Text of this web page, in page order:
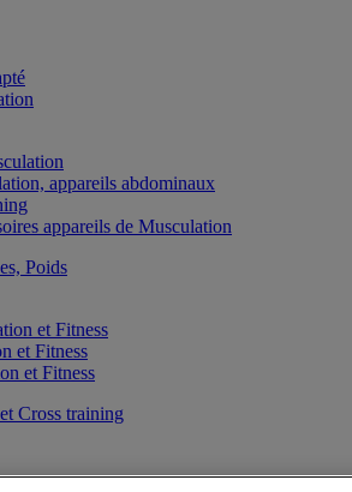
appareils abdominaux
appareils de Musculation
Poids
et Fitness
et Fitness
et Fitness
Cross training